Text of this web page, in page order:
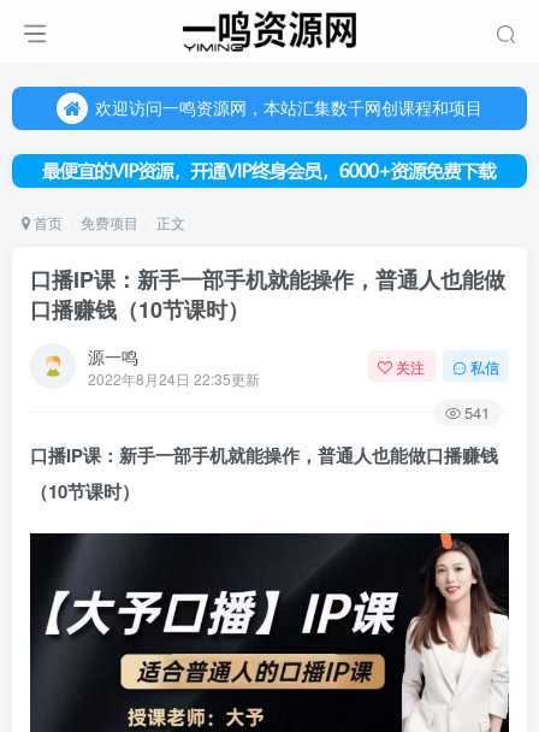
欢迎访问一鸣资源网，本站汇集数千网创课程和项目
欢迎访问一鸣资源网，本站汇集数千网创课程和项目
首页 免费项目 正文
口播IP课：新手一部手机就能操作，普通人也能做
口播赚钱（10节课时）
源一鸣
2022年8月24日 22:35更新
关注 私信
541
口播IP课 ：新手一部手机就能操作，普通人也能做口播赚钱
（10节课时）